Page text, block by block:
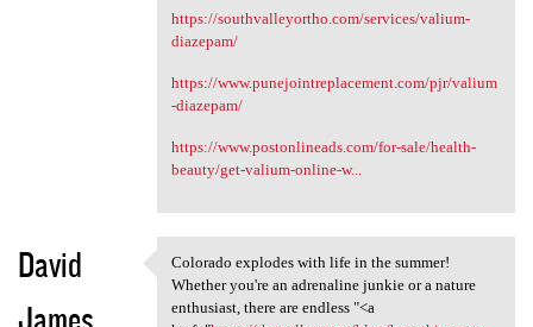
https://southvalleyortho.com/services/valium-
diazepam/
https://www.punejointreplacement.com/pjr/valium
-diazepam/
https://www.postonlineads.com/for-sale/health-
beauty/get-valium-online-w...
David
Colorado explodes with life
Colorado explodes with life in the summer!
Whether you're an adrenaline junkie or a nature
enthusiast, there are endless "<a